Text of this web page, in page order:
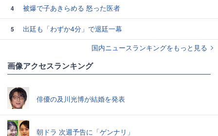
4 被爆で子あきらめる 怒った医者
5
出廷も「わずか4分」で退廷一幕
国内ニュースランキングをもっと見る
画像アクセスランキング
俳優の及川光博が結婚を発表
朝ドラ 次週予告に「ゲンナリ」